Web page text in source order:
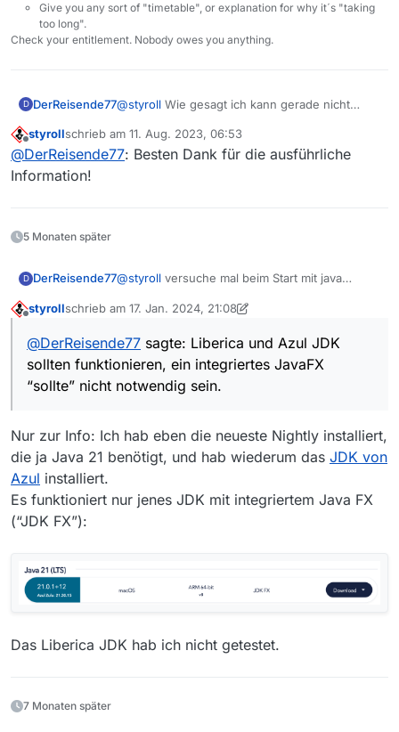
integriertem FX, was offenbar nicht nötig wäre) wurde
weiterhin als Laufzeitumgebung verwendet.
Sind im “kleineren” File aus dem ZIP für Mac-User
welche Jar-Datei man verwendet?
Give you any sort of "timetable", or explanation for why it´s "taking
too long".
Check your entitlement. Nobody owes you anything.
D DerReisende77@styroll Wie gesagt ich kann gerade nicht
diverse DLLs für Windows nicht drin sein. Ich
würde dennoch immer die Jar für das jeweilige
Offline
styrollschrieb am 11. Aug. 2023, 06:53
zuletzt editiert von
@DerReisende77: Besten Dank für die ausführliche
Information!
5 Monaten später
D DerReisende77@styroll versuche mal beim Start mit java
-XX:+UseShenandoahGC
-XX:MaxRAMPercentage=100.0
-XX:+UseStringDeduplication
-Dfile.encoding=UTF-8
--add-exports javafx.controls/
--add-exports javafx.controls/
Damit sollten die illegal access errors beseitigt
sein. Detaillierter kann ich leider nicht gucken
da ich derzeit auswärts unterwegs bin.
Liberica und Azul JDK sollten funktionieren, ein
sein. Adopt geht nicht da die nicht den
Shenandoah GC verwenden.
styrollschrieb am 17. Jan. 2024, 21:08
zuletzt editiert von styroll
@DerReisende77 sagte: Liberica und Azul JDK
sollten funktionieren, ein integriertes JavaFX
“sollte” nicht notwendig sein.
Nur zur Info: Ich hab eben die neueste Nightly installiert,
die ja Java 21 benötigt, und hab wiederum das JDK von
Azul installiert.
Es funktioniert nur jenes JDK mit integriertem Java FX
(“JDK FX”):
Das Liberica JDK hab ich nicht getestet.
7 Monaten später